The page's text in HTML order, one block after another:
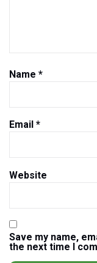
Name *
Email *
Website
Save my name,
the next time I